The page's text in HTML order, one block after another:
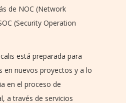
de NOC (Network
(Security Operation
está preparada para
en nuevos proyectos y a lo
en el proceso de
a través de servicios